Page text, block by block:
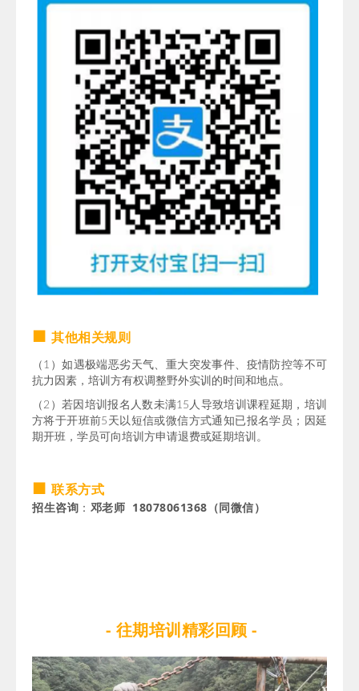
■其他相关规则
（1）如遇极端恶劣天气、重大突发事件、疫情防控等不可
抗力因素，培训方有权调整野外实训的时间和地点。
（2）若因培训报名人数未满15人导致培训课程延期，培训
方将于开班前5天以短信或微信方式通知已报名学员；因延
期开班，学员可向培训方申请退费或延期培训。
■联系方式
招生咨询 ： 邓老师 18078061368（同微信）
- 往期培训精彩回顾 -